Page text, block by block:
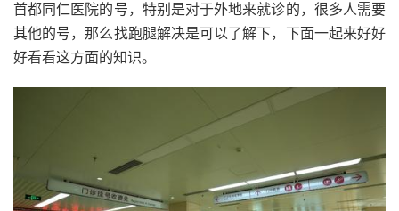
首都同仁医院的号，特别是对于外地来就诊的，很多人需要
其他的号，那么找跑腿解决是可以了解下，下面一起来好好
好看看这方面的知识。